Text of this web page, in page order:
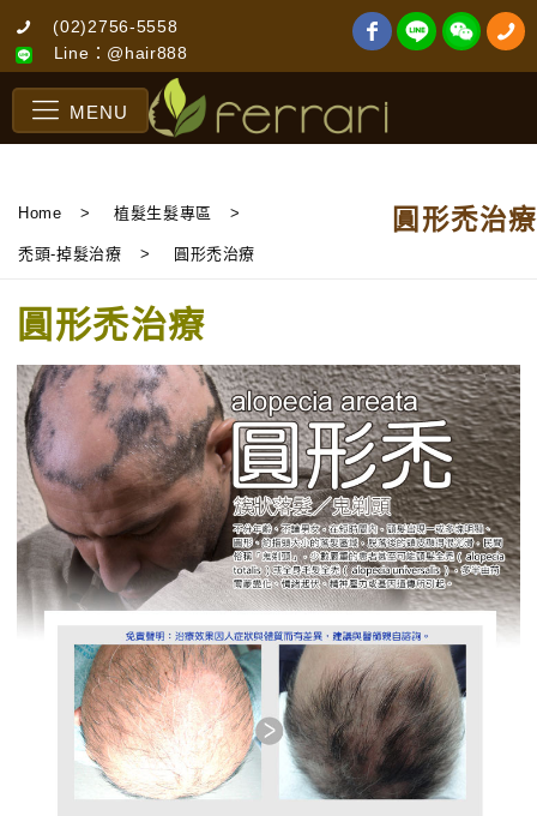
(02)2756-5558
Line：@hair888
MENU
圓形禿治療
Home > 植髮生髮專區 >
禿頭-掉髮治療 > 圓形禿治療
圓形禿治療